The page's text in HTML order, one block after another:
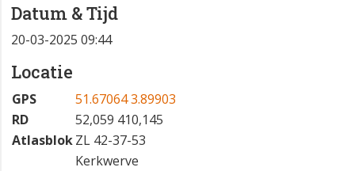
Datum & Tijd
20-03-2025 09:44
Locatie
GPS
51.67064 3.89903
RD
52,059 410,145
AtlasblokZL 42-37-53
Kerkwerve